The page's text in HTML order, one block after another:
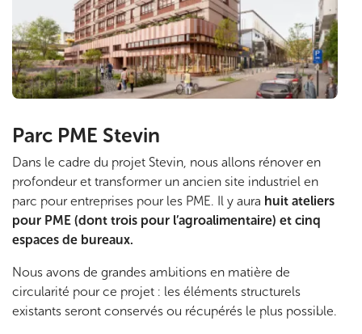
i
n
i
Parc PME Stevin
Dans le cadre du projet Stevin, nous allons rénover en
profondeur et transformer un ancien site industriel en
parc pour entreprises pour les PME. Il y aura huit ateliers
pour PME (dont trois pour l’agroalimentaire) et cinq
espaces de bureaux.
Nous avons de grandes ambitions en matière de
circularité pour ce projet : les éléments structurels
existants seront conservés ou récupérés le plus possible.